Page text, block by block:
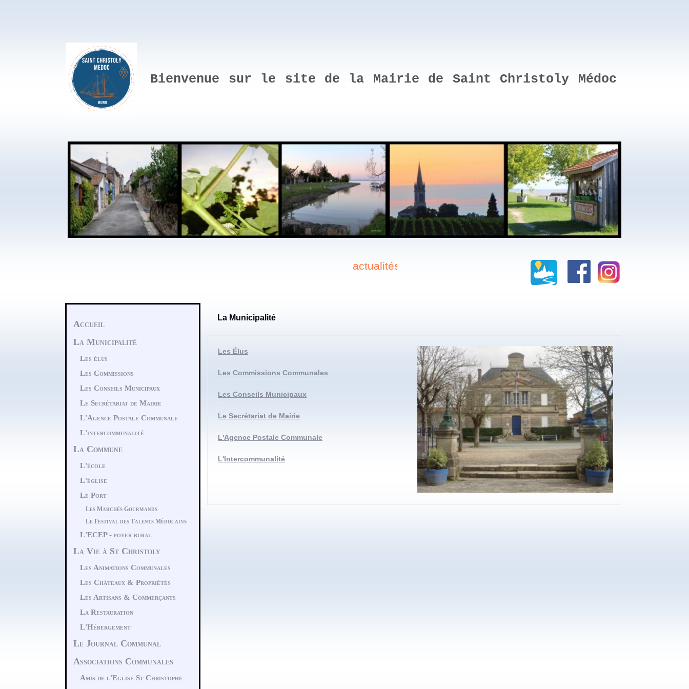
Bienvenue sur le site de la Mairie de Saint Christoly Médoc
actualités
Accueil
La Municipalité
Les élus
Les Commissions
Les Conseils Municipaux
Le Secrétariat de Mairie
L'Agence Postale Communale
L'intercommunalité
La Commune
L'école
L'église
Le Port
Les Marchés Gourmands
Le Festival des Talents Médocains
L'ECEP - foyer rural
La Vie à St Christoly
Les Animations Communales
Les Châteaux & Propriétés
Les Artisans & Commerçants
La Restauration
L'Hébergement
Le Journal Communal
Associations Communales
Amis de l'Eglise St Christophe
La Municipalité
Les Élus
Les Commissions Communales
Les Conseils Municipaux
Le Secrétariat de Mairie
L'Agence Postale Communale
L'Intercommunalité